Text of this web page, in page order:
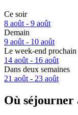
Ce soir
8 août - 9 août
Demain
9 août - 10 août
Le week-end prochain
14 août - 16 août
Dans deux semaines
21 août - 23 août
Où séjourner